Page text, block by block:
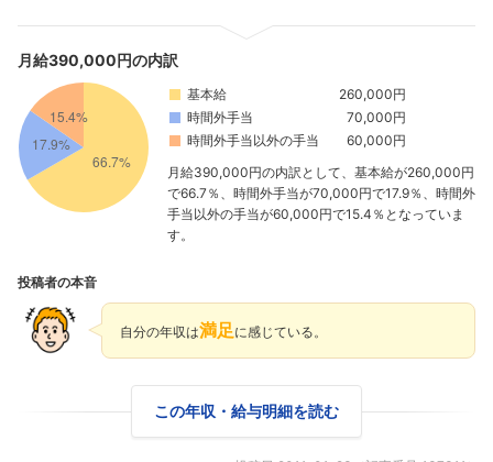
月給390,000円の内訳
基本給
260,000円
時間外手当
70,000円
時間外手当以外の手当
60,000円
月給390,000円の内訳として、基本給が260,000円
で66.7％、時間外手当が70,000円で17.9％、時間外
手当以外の手当が60,000円で15.4％となっていま
す。
投稿者の本音
自分の年収は満足 に感じている。
この年収・給与明細を読む